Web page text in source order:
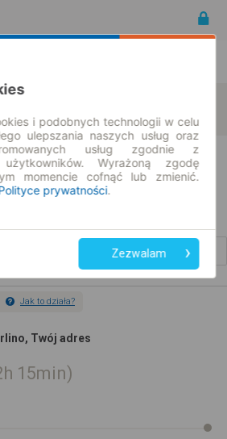
na trasie Wicie → Karlino
Wszyscy przewoźnicy
Jak to działa?
Twój adres
15min
i podobnych technologii w celu
ulepszania naszych usług oraz
usług zgodnie z
użytkowników. Wyrażoną zgodę
momencie cofnąć lub zmienić.
prywatności.
Zezwalam